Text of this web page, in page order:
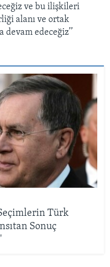
ve bu ilişkileri
alanı ve ortak
edeceğiz’’
Türk
Sonuç